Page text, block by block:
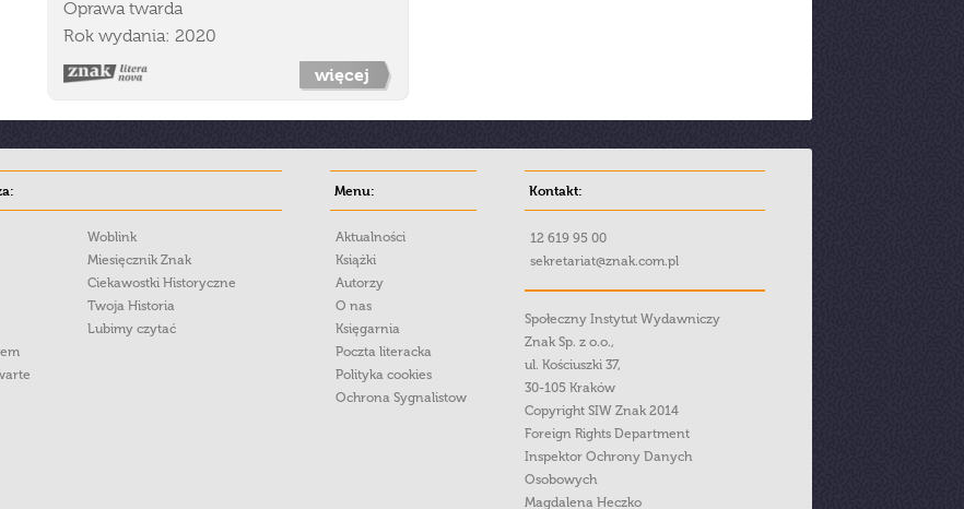
Oprawa twarda
Rok wydania: 2020
więcej
Woblink
Miesięcznik Znak
Ciekawostki Historyczne
Twoja Historia
Lubimy czytać
Menu:
Aktualności
Książki
Autorzy
O nas
Księgarnia
Poczta literacka
Polityka cookies
Ochrona Sygnalistow
Kontakt:
12 619 95 00
sekretariat@znak.com.pl
Społeczny Instytut Wydawniczy
Znak Sp. z o.o.,
ul. Kościuszki 37,
30-105 Kraków
Copyright SIW Znak 2014
Foreign Rights Department
Inspektor Ochrony Danych
Osobowych
Magdalena Heczko